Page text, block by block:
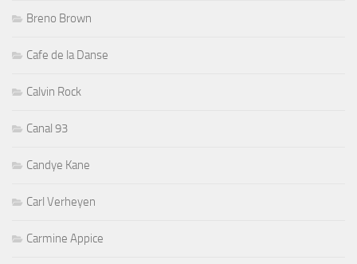
Breno Brown
Cafe de la Danse
Calvin Rock
Canal 93
Candye Kane
Carl Verheyen
Carmine Appice